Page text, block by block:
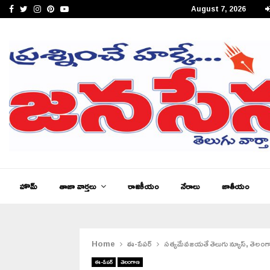
Facebook
Twitter
Instagram
Pinterest
Youtube August 7, 2026
జనసేన తెలుగు న్యూస్ ఆంధ్రప్రదేశ్ ఈ – పేపర్,…
హొమ్ తాజా వార్తలు రాజకీయం నేరాలు జాతీయం
Home ఈ-పేపర్ సత్యమేవజయతే తెలుగు న్యూస్,
ఈ-పేపర్ తెలంగాణ